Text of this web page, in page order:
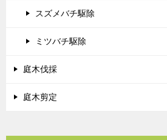
スズメバチ駆除
ミツバチ駆除
庭木伐採
庭木剪定